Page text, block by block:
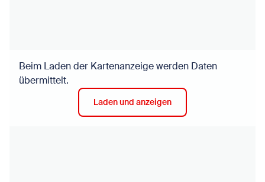
Beim Laden der Kartenanzeige werden Daten
übermittelt.
Laden und anzeigen